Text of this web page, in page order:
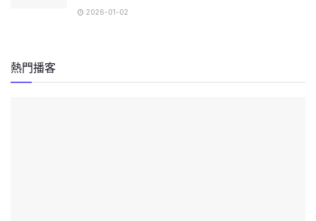
2026-01-02
熱門播客